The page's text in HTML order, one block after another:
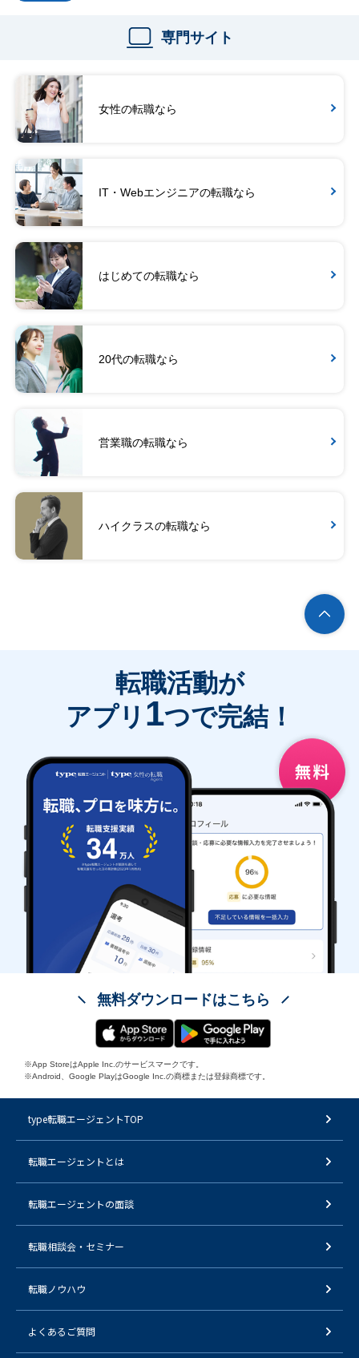
専門サイト
女性の転職なら
IT・Webエンジニアの転職なら
はじめての転職なら
20代の転職なら
営業職の転職なら
ハイクラスの転職なら
転職活動が
アプリ 1つで完結！
無料ダウンロードはこちら
※App StoreはApple Inc.のサービスマークです。
※Android、Google PlayはGoogle Inc.の商標または登録商標です。
type転職エージェントTOP
転職エージェントとは
転職エージェントの面談
転職相談会・セミナー
転職ノウハウ
よくあるご質問